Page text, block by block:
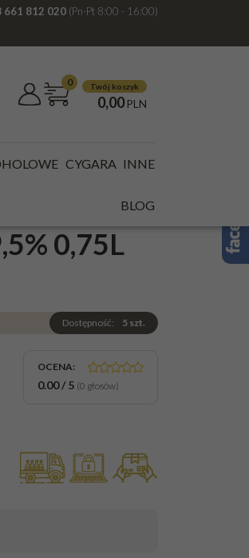
661 812 020 (Pn-Pt 8:00 - 16:00)
0 Twój koszyk
0,00 PLN
CYGARA INNE
BLOG
LIEBLICH
0,75L
Dostępność: 5 szt.
OCENA:
0.00/5 (0 głosów)